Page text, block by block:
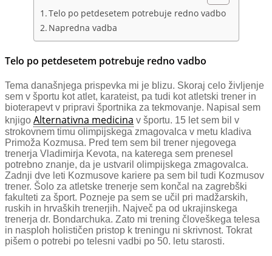
Telo po petdesetem potrebuje redno vadbo
Napredna vadba
Telo po petdesetem potrebuje redno vadbo
Tema današnjega prispevka mi je blizu. Skoraj celo življenje
sem v športu kot atlet, karateist, pa tudi kot atletski trener in
bioterapevt v pripravi športnika za tekmovanje. Napisal sem
knjigo Alternativna medicina v športu. 15 let sem bil v
strokovnem timu olimpijskega zmagovalca v metu kladiva
Primoža Kozmusa. Pred tem sem bil trener njegovega
trenerja Vladimirja Kevota, na katerega sem prenesel
potrebno znanje, da je ustvaril olimpijskega zmagovalca.
Zadnji dve leti Kozmusove kariere pa sem bil tudi Kozmusov
trener. Šolo za atletske trenerje sem končal na zagrebški
fakulteti za šport. Pozneje pa sem se učil pri madžarskih,
ruskih in hrvaških trenerjih. Največ pa od ukrajinskega
trenerja dr. Bondarchuka. Zato mi trening človeškega telesa
in nasploh holističen pristop k treningu ni skrivnost. Tokrat
pišem o potrebi po telesni vadbi po 50. letu starosti.